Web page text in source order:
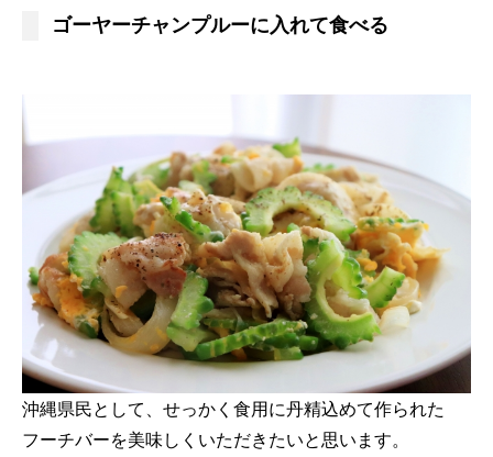
ゴーヤーチャンプルーに入れて食べる
沖縄県民として、せっかく食用に丹精込めて作られた
フーチバーを美味しくいただきたいと思います。